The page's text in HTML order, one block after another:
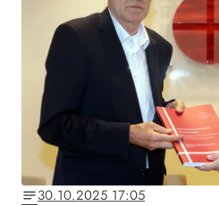
notes30.10.2025 17:05